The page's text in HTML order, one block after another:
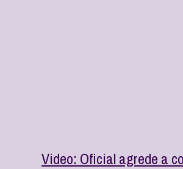
Video: Oficial agrede a